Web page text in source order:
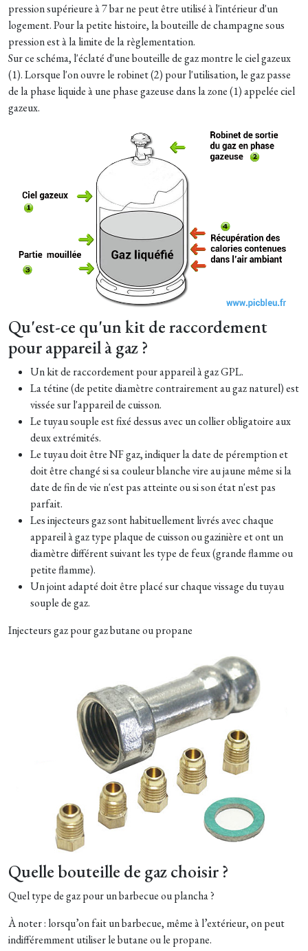
pression supérieure à 7 bar ne peut être utilisé à l'intérieur d'un
logement. Pour la petite histoire, la bouteille de champagne sous
pression est à la limite de la règlementation.
Sur ce schéma, l'éclaté d'une bouteille de gaz montre le ciel gazeux
(1). Lorsque l'on ouvre le robinet (2) pour l'utilisation, le gaz passe
de la phase liquide à une phase gazeuse dans la zone (1) appelée ciel
gazeux.
Qu'est-ce qu'un kit de raccordement
pour appareil à gaz ?
Un kit de raccordement pour appareil à gaz GPL.
La tétine (de petite diamètre contrairement au gaz naturel) est
vissée sur l'appareil de cuisson.
Le tuyau souple est fixé dessus avec un collier obligatoire aux
deux extrémités.
Le tuyau doit être NF gaz, indiquer la date de péremption et
doit être changé si sa couleur blanche vire au jaune même si la
date de fin de vie n'est pas atteinte ou si son état n'est pas
parfait.
Les injecteurs gaz sont habituellement livrés avec chaque
appareil à gaz type plaque de cuisson ou gazinière et ont un
diamètre différent suivant les type de feux (grande flamme ou
petite flamme).
Un joint adapté doit être placé sur chaque vissage du tuyau
souple de gaz.
Injecteurs gaz pour gaz butane ou propane
Quelle bouteille de gaz choisir ?
Quel type de gaz pour un barbecue ou plancha ?
À noter : lorsqu’on fait un barbecue, même à l’extérieur, on peut
indifféremment utiliser le butane ou le propane.